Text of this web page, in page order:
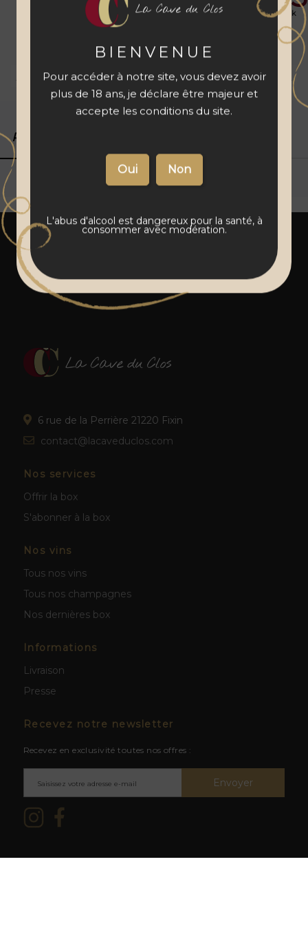
personnalisation
articles
en stock
Livraison 48 à 72 h Vins français Paiement sécurisé
Produits associés
6 rue de la Perrière 21220 Fixin
contact@lacaveduclos.com
Nos services
Offrir la box
S'abonner à la box
Nos vins
Tous nos vins
Tous nos champagnes
Nos dernières box
Informations
Livraison
Presse
Recevez notre newsletter
Recevez en exclusivité toutes nos offres :
Envoyer
La Cave du Clos
BIENVENUE
Pour accéder à notre site, vous devez avoir
plus de 18 ans, je déclare être majeur et
accepte les conditions du site.
L'abus d'alcool est dangereux pour la santé, à
consommer avec modération.